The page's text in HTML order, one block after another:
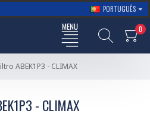
PORTUGUÊS
0
ABEK1P3 - CLIMAX
- CLIMAX